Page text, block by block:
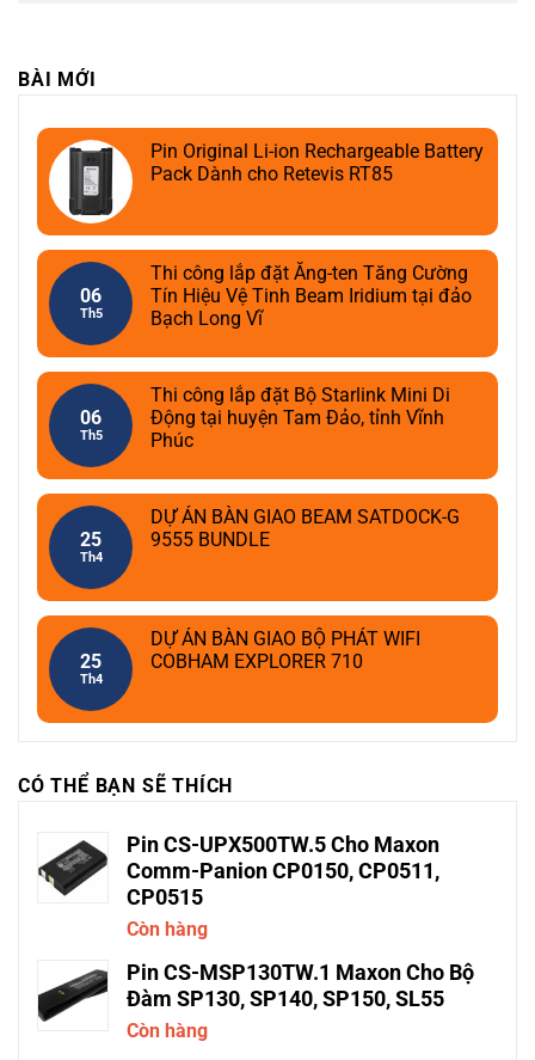
BÀI MỚI
Pin Original Li-ion Rechargeable Battery
Pack Dành cho Retevis RT85
06
Th5
Thi công lắp đặt Ăng-ten Tăng Cường
Tín Hiệu Vệ Tinh Beam Iridium tại đảo
Bạch Long Vĩ
06
Th5
Thi công lắp đặt Bộ Starlink Mini Di
Động tại huyện Tam Đảo, tỉnh Vĩnh
Phúc
25
Th4
DỰ ÁN BÀN GIAO BEAM SATDOCK-G
9555 BUNDLE
25
Th4
DỰ ÁN BÀN GIAO BỘ PHÁT WIFI
COBHAM EXPLORER 710
CÓ THỂ BẠN SẼ THÍCH
Pin CS-UPX500TW.5 Cho Maxon
Comm-Panion CP0150, CP0511,
CP0515
Còn hàng
Pin CS-MSP130TW.1 Maxon Cho Bộ
Đàm SP130, SP140, SP150, SL55
Còn hàng